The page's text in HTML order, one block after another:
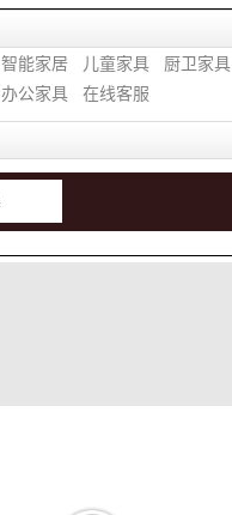
智能家居 儿童家具 厨卫家具
办公家具 在线客服